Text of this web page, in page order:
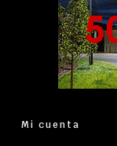
Mi cuenta